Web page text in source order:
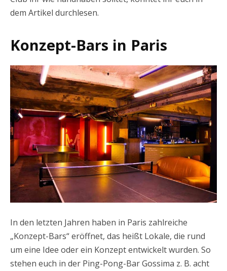
dem Artikel durchlesen.
Konzept-Bars in Paris
In den letzten Jahren haben in Paris zahlreiche
„Konzept-Bars“ eröffnet, das heißt Lokale, die rund
um eine Idee oder ein Konzept entwickelt wurden. So
stehen euch in der Ping-Pong-Bar Gossima z. B. acht